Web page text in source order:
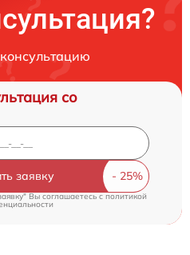
со
заявку
Вы соглашаетесь c политикой